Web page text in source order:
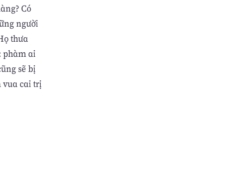
Có
người
thưa
phàm ai
sẽ bị
vua cai trị